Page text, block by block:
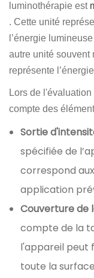
luminothérapie est
. Cette unité
l’énergie
autre unité souvent
représente
Lors de
compte des
Sortie
spécifiée de
correspond
application
Couverture de
compte de la
l'appareil peut
toute la